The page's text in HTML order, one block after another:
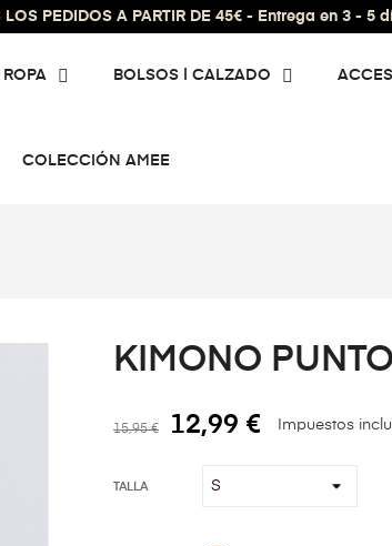
LOS PEDIDOS A PARTIR DE 45€ - Entrega en 3 - 5
ROPA BOLSOS | CALZADO
COLECCIÓN AMEE
KIMONO PUNTO
15,95 € 12,99 € Impuestos
TALLA